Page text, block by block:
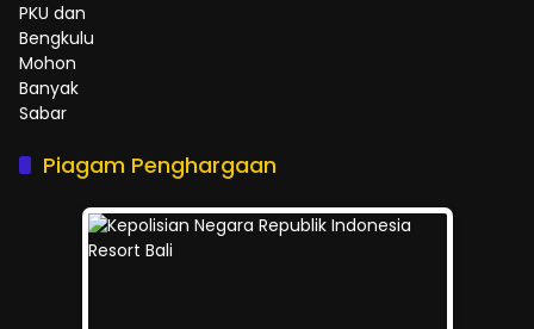
Piagam Penghargaan